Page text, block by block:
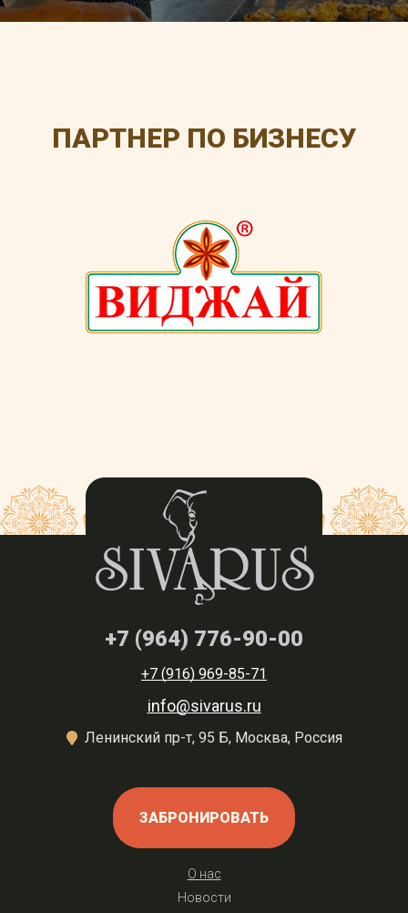
ПАРТНЕР ПО БИЗНЕСУ
+7 (964) 776-90-00
+7 (916) 969-85-71
info@sivarus.ru
Ленинский пр-т, 95 Б, Москва, Россия
ЗАБРОНИРОВАТЬ
О нас
Новости